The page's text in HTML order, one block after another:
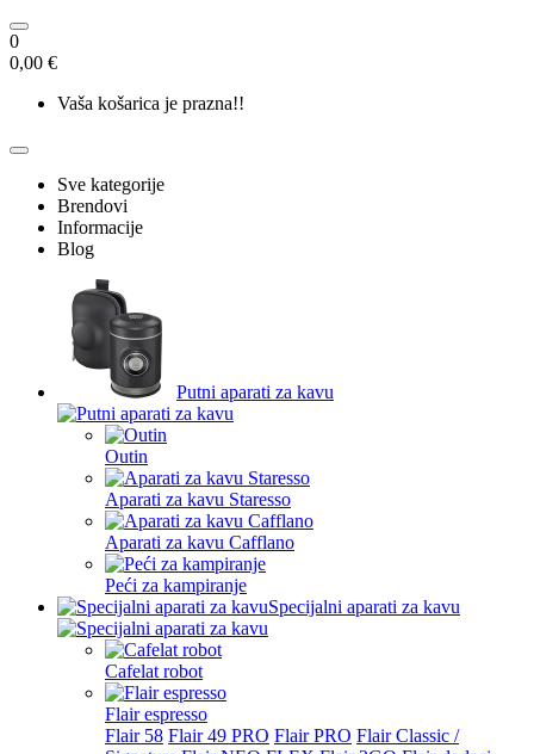
0
0,00 €
Vaša košarica je prazna!!
Sve kategorije
Brendovi
Informacije
Blog
Putni aparati za kavu
Outin
Aparati za kavu Staresso
Aparati za kavu Cafflano
Peći za kampiranje
Specijalni aparati za kavu
Cafelat robot
Flair espresso
Flair 58 Flair 49 PRO Flair PRO Flair Classic /